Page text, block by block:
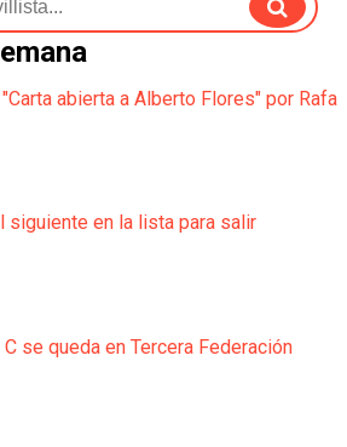
abierta a Alberto Flores" por Rafa
siguiente en la lista para salir
C se queda en Tercera Federación